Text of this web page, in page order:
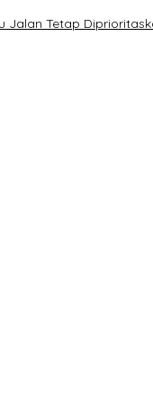
Jalan Tetap